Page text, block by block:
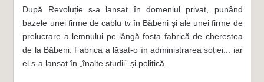
După Revoluție s-a lansat în domeniul privat, punând
bazele unei firme de cablu tv în Băbeni și ale unei firme de
prelucrare a lemnului pe lângă fosta fabrică de cherestea
de la Băbeni. Fabrica a lăsat-o în administrarea soției... iar
el s-a lansat în „înalte studii” și politică.